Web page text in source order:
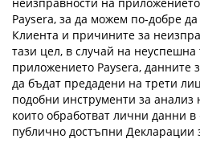
Paysera, за да можем по-добре
Клиента и причините за
тази цел, в случай на
приложението Paysera, данните
да бъдат предадени на трети
подобни инструменти за анализ
които обработват лични данни в
публично достъпни Декларации